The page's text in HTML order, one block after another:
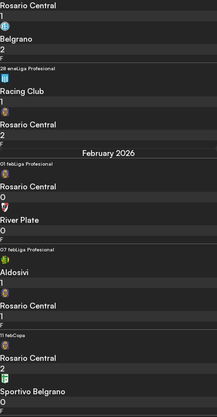
Rosario Central
1
Belgrano
2
F
28 eneLiga Profesional
Racing Club
1
Rosario Central
2
F
February 2026
01 febLiga Profesional
Rosario Central
0
River Plate
0
F
07 febLiga Profesional
Aldosivi
1
Rosario Central
1
F
11 febCopa
Rosario Central
2
Sportivo Belgrano
0
F